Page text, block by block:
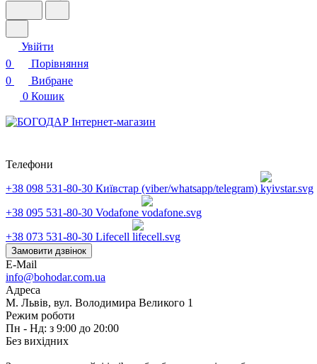
Увійти
0
Порівняння
0
Вибране
0 Кошик
Телефони
+38 098 531-80-30 Київстар (viber/whatsapp/telegram)
+38 095 531-80-30 Vodafone
+38 073 531-80-30 Lifecell
Замовити дзвінок
E-Mail
info@bohodar.com.ua
Адреса
М. Львів, вул. Володимира Великого 1
Режим роботи
Пн - Нд: з 9:00 до 20:00
Без вихідних